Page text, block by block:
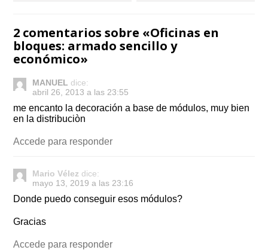
2 comentarios sobre «Oficinas en
bloques: armado sencillo y
económico»
MANUEL dice:
abril 26, 2013 a las 23:55
me encanto la decoración a base de módulos, muy bien
en la distribuciòn
Accede para responder
Mario Vélez dice:
mayo 13, 2019 a las 23:16
Donde puedo conseguir esos módulos?
Gracias
Accede para responder